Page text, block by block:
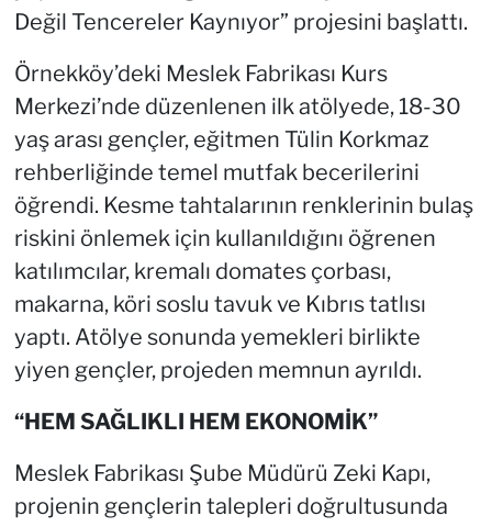
Değil Tencereler Kaynıyor” projesini başlattı.
Örnekköy’deki Meslek Fabrikası Kurs
Merkezi’nde düzenlenen ilk atölyede, 18-30
yaş arası gençler, eğitmen Tülin Korkmaz
rehberliğinde temel mutfak becerilerini
öğrendi. Kesme tahtalarının renklerinin bulaş
riskini önlemek için kullanıldığını öğrenen
katılımcılar, kremalı domates çorbası,
makarna, köri soslu tavuk ve Kıbrıs tatlısı
yaptı. Atölye sonunda yemekleri birlikte
yiyen gençler, projeden memnun ayrıldı.
“HEM SAĞLIKLI HEM EKONOMİK”
Meslek Fabrikası Şube Müdürü Zeki Kapı,
projenin gençlerin talepleri doğrultusunda